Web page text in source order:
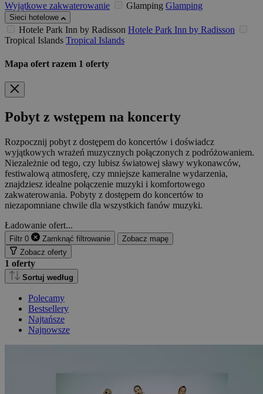
Wyjątkowe zakwaterowanie
Glamping Glamping
Sieci hotelowe
Hotele Park Inn by Radisson Hotele Park Inn by Radisson
Tropical Islands Tropical Islands
Mapa ofert razem 1 oferty
Pobyt z wstępem na koncerty
Rozpocznij pobyt z dostępem do koncertów i doświadcz
wyjątkowych wrażeń muzycznych połączonych z podróżowaniem.
Niezależnie od tego, czy lubisz światowej sławy wykonawców,
festiwalową atmosferę, czy mniejsze kameralne wydarzenia,
znajdziesz idealne połączenie muzyki i komfortowego
zakwaterowania. Pobyty z dostępem do koncertów to
niezapomniane chwile dla wszystkich fanów muzyki.
Ładowanie ofert...
Filtr 0 Zamknąć filtrowanie
Zobacz mapę
Zobacz oferty
1 oferty
Sortuj według
Polecamy
Bestsellery
Najtańsze
Najnowsze